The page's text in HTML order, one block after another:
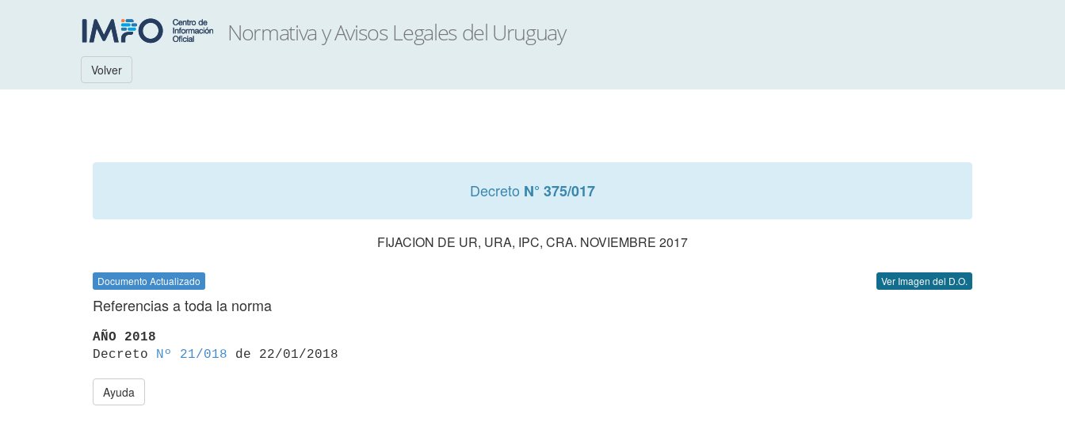
Volver
Decreto N° 375/017
FIJACION DE UR, URA, IPC, CRA. NOVIEMBRE 2017
Documento Actualizado Ver Imagen del D.O.
Referencias a toda la norma
AÑO 2018
Decreto
Nº 21/018
Ayuda